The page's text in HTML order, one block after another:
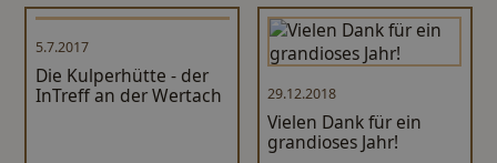
5.7.2017
Die Kulperhütte - der
InTreff an der Wertach
29.12.2018
Vielen Dank für ein
grandioses Jahr!